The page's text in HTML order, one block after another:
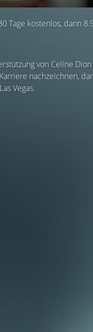
Tage kostenlos, dann
von Celine
nachzeichnen,
Vegas.